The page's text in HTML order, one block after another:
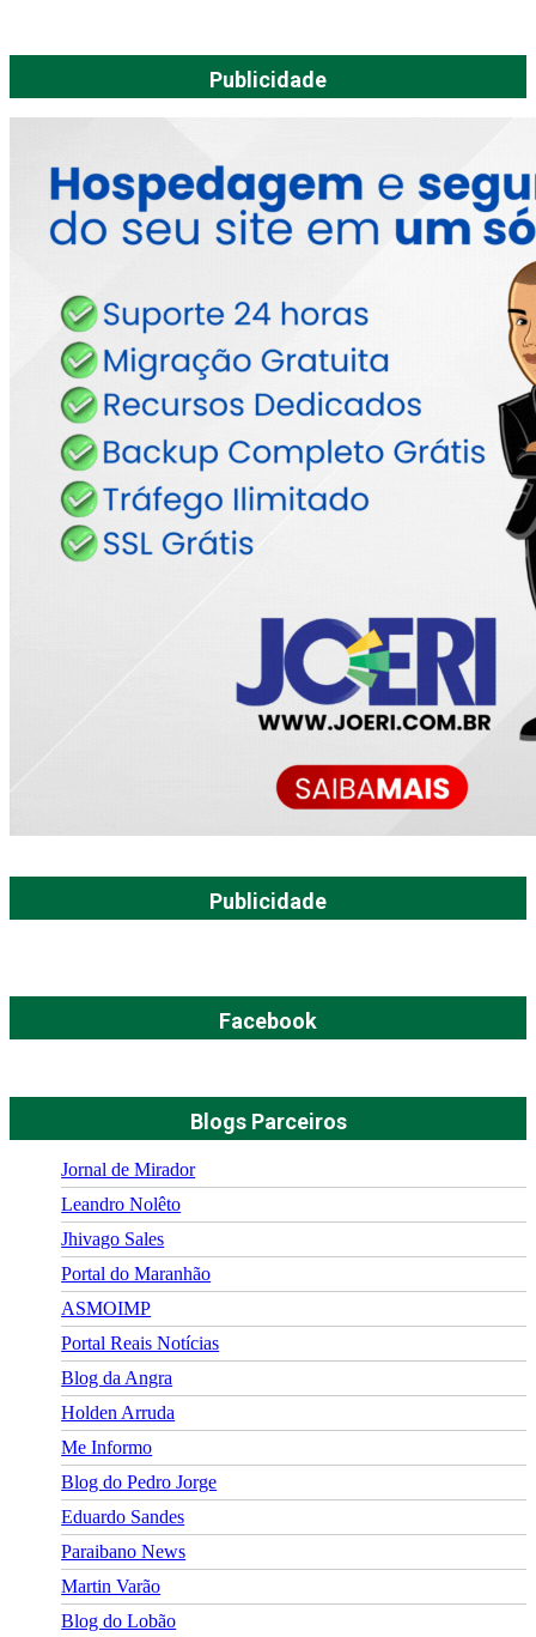
Publicidade
Publicidade
Facebook
Blogs Parceiros
Jornal de Mirador
Leandro Nolêto
Jhivago Sales
Portal do Maranhão
ASMOIMP
Portal Reais Notí­cias
Blog da Angra
Holden Arruda
Me Informo
Blog do Pedro Jorge
Eduardo Sandes
Paraibano News
Martin Varão
Blog do Lobão